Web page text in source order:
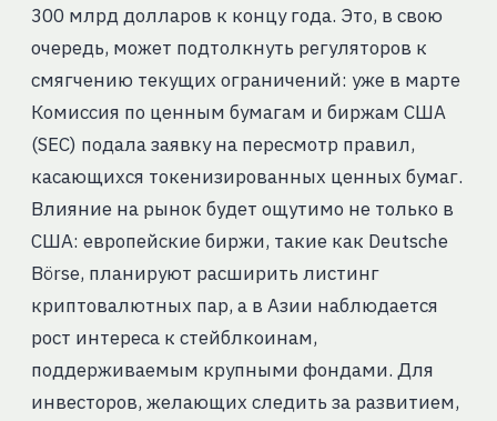
300 млрд долларов к концу года. Это, в свою
очередь, может подтолкнуть регуляторов к
смягчению текущих ограничений: уже в марте
Комиссия по ценным бумагам и биржам США
(SEC) подала заявку на пересмотр правил,
касающихся токенизированных ценных бумаг.
Влияние на рынок будет ощутимо не только в
США: европейские биржи, такие как Deutsche
Börse, планируют расширить листинг
криптовалютных пар, а в Азии наблюдается
рост интереса к стейблкоинам,
поддерживаемым крупными фондами. Для
инвесторов, желающих следить за развитием,